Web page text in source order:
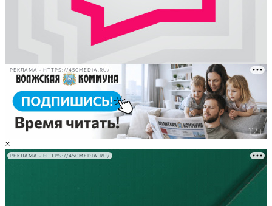
РЕКЛАМА • HTTPS://450MEDIA.RU/
×
РЕКЛАМА • HTTPS://450MEDIA.RU/